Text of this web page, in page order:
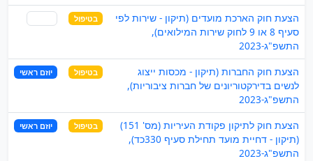
הצעת חוק הארכת מועדים (תיקון - שירות לפי
סעיף 8 או 9 לחוק שירות המילואים),
התשפ"ג-2023
בטיפול
הצעת חוק החברות (תיקון - מכסות ייצוג
לנשים בדירקטוריונים של חברות ציבוריות),
התשפ"ג-2023
בטיפול יוזם ראשי
הצעת חוק לתיקון פקודת העיריות (מס' 151)
(תיקון - דחיית מועד תחילת סעיף 330כד),
התשפ"ג-2023
בטיפול יוזם ראשי